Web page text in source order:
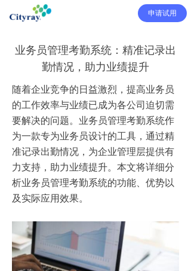
申请试用
业务员管理考勤系统：精准记录出
勤情况，助力业绩提升
随着企业竞争的日益激烈，提高业务员
的工作效率与业绩已成为各公司迫切需
要解决的问题。业务员管理考勤系统作
为一款专为业务员设计的工具，通过精
准记录出勤情况，为企业管理层提供有
力支持，助力业绩提升。本文将详细分
析业务员管理考勤系统的功能、优势以
及实际应用效果。